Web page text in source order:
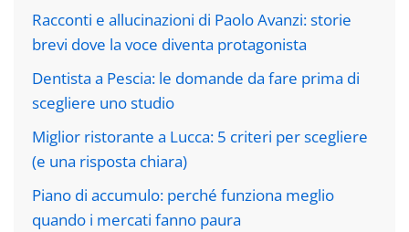
Racconti e allucinazioni di Paolo Avanzi: storie
brevi dove la voce diventa protagonista
Dentista a Pescia: le domande da fare prima di
scegliere uno studio
Miglior ristorante a Lucca: 5 criteri per scegliere
(e una risposta chiara)
Piano di accumulo: perché funziona meglio
quando i mercati fanno paura